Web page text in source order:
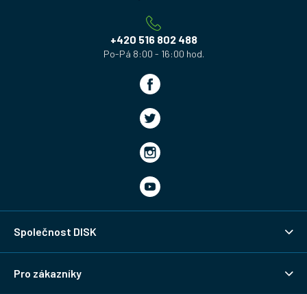
+420 516 802 488
Společnost DISK
Pro zákazníky